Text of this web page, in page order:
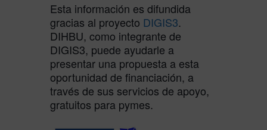
Esta información es difundida
gracias al proyecto DIGIS3.
DIHBU, como integrante de
DIGIS3, puede ayudarle a
presentar una propuesta a esta
oportunidad de financiación, a
través de sus servicios de apoyo,
gratuitos para pymes.